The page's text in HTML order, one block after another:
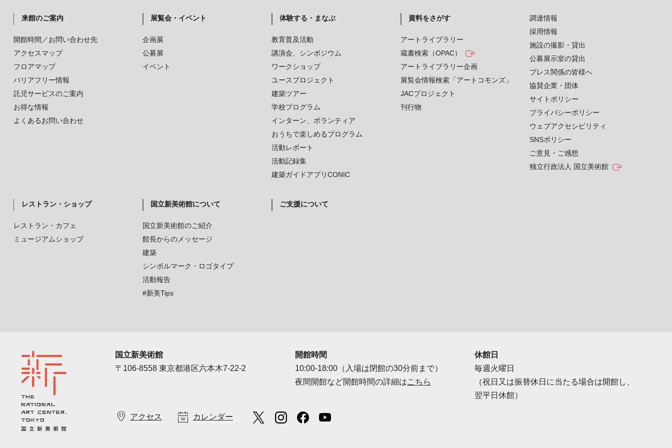
来館のご案内
開館時間／お問い合わせ先
アクセスマップ
フロアマップ
バリアフリー情報
託児サービスのご案内
お得な情報
よくあるお問い合わせ
展覧会・イベント
企画展
公募展
イベント
体験する・まなぶ
教育普及活動
講演会、シンポジウム
ワークショップ
ユースプロジェクト
建築ツアー
学校プログラム
インターン、ボランティア
おうちで楽しめるプログラム
活動レポート
活動記録集
建築ガイドアプリCONIC
資料をさがす
アートライブラリー
蔵書検索（OPAC）
アートライブラリー企画
展覧会情報検索「アートコモンズ」
JACプロジェクト
刊行物
レストラン・ショップ
レストラン・カフェ
ミュージアムショップ
国立新美術館について
国立新美術館のご紹介
館長からのメッセージ
建築
シンボルマーク・ロゴタイプ
活動報告
#新美Tips
ご支援について
調達情報
採用情報
施設の撮影・貸出
公募展示室の貸出
プレス関係の皆様へ
協賛企業・団体
サイトポリシー
プライバシーポリシー
ウェブアクセシビリティ
SNSポリシー
ご意見・ご感想
独立行政法人 国立美術館
国立新美術館
〒106-8558 東京都港区六本木7-22-2
開館時間
10:00-18:00（入場は閉館の30分前まで）
夜間開館など開館時間の詳細はこちら
休館日
毎週火曜日
（祝日又は振替休日に当たる場合は開館し、
翌平日休館）
アクセス カレンダー